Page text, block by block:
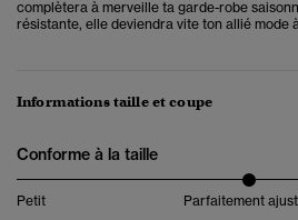
complètera à merveille ta garde-robe
résistante, elle deviendra vite ton allié mode
Informations taille et coupe
Conforme à la taille
Petit Parfaitement